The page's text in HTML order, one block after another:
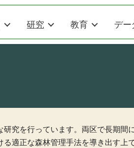
研究 教育 デー
究を行っています。両区で長期間
適正な森林管理手法を導き出す上